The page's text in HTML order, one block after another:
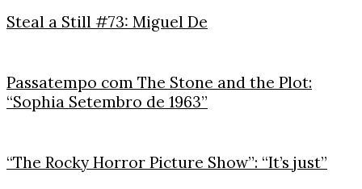
Steal a Still #73: Miguel De
Passatempo com The Stone and the Plot:
“Sophia Setembro de 1963”
“The Rocky Horror Picture Show”: “It’s just”